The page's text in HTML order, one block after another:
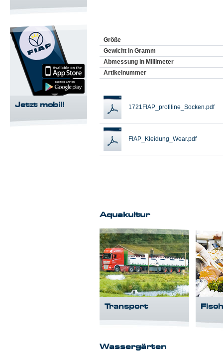
Größe
Gewicht in Gramm
Abmessung in Millimeter
Artikelnummer
1721FIAP_profiline_Socken.pdf
FIAP_Kleidung_Wear.pdf
Aquakultur
Transport
Wassergärten
Jetzt mobil!